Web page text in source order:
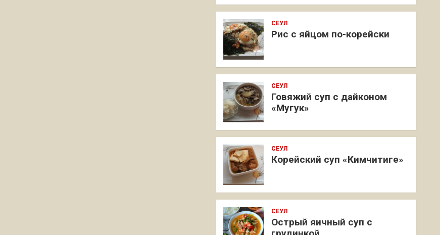
СЕУЛ
Рис с яйцом по-корейски
СЕУЛ
Говяжий суп с дайконом
«Мугук»
СЕУЛ
Корейский суп «Кимчитиге»
СЕУЛ
Острый яичный суп с